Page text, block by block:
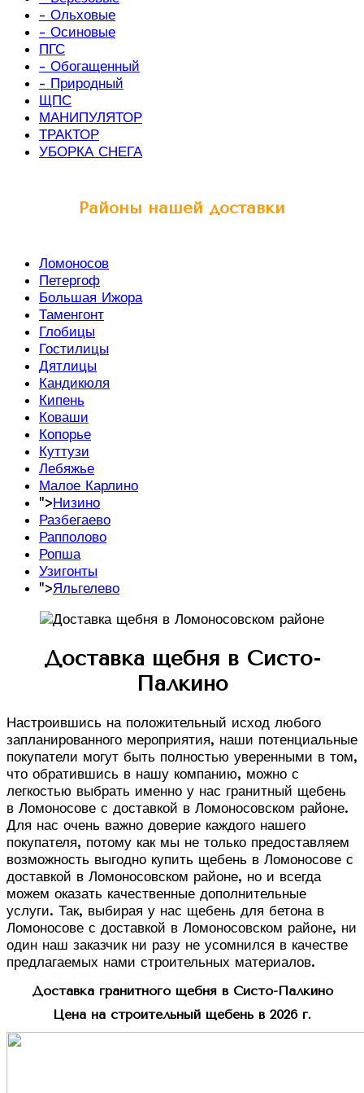
- Ольховые
- Осиновые
ПГС
- Обогащенный
- Природный
ЩПС
МАНИПУЛЯТОР
ТРАКТОР
УБОРКА СНЕГА
Районы нашей доставки
Ломоносов
Петергоф
Большая Ижора
Таменгонт
Глобицы
Гостилицы
Дятлицы
Кандикюля
Кипень
Коваши
Копорье
Куттузи
Лебяжье
Малое Карлино
">Низино
Разбегаево
Рапполово
Ропша
Узигонты
">Яльгелево
Доставка щебня в Систо-
Палкино
Настроившись на положительный исход любого
запланированного мероприятия, наши потенциальные
покупатели могут быть полностью уверенными в том,
что обратившись в нашу компанию, можно с
легкостью выбрать именно у нас гранитный щебень
в Ломоносове с доставкой в Ломоносовском районе.
Для нас очень важно доверие каждого нашего
покупателя, потому как мы не только предоставляем
возможность выгодно купить щебень в Ломоносове с
доставкой в Ломоносовском районе, но и всегда
можем оказать качественные дополнительные
услуги. Так, выбирая у нас щебень для бетона в
Ломоносове с доставкой в Ломоносовском районе, ни
один наш заказчик ни разу не усомнился в качестве
предлагаемых нами строительных материалов.
Доставка гранитного щебня в Систо-Палкино
Цена на строительный щебень в 2026 г.